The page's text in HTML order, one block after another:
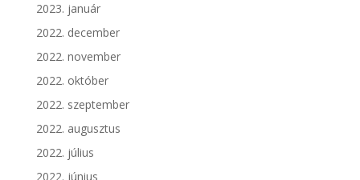
2023. január
2022. december
2022. november
2022. október
2022. szeptember
2022. augusztus
2022. július
2022. június